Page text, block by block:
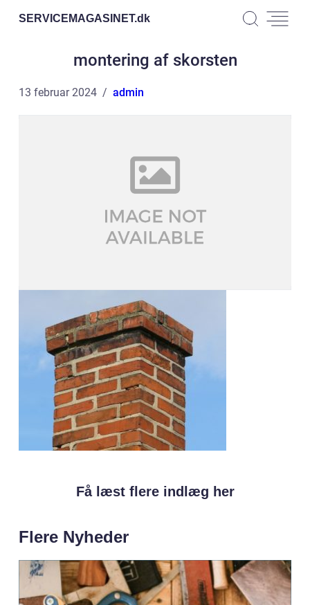
SERVICEMAGASINET.dk
montering af skorsten
13 februar 2024 admin
Få læst flere indlæg her
Flere Nyheder